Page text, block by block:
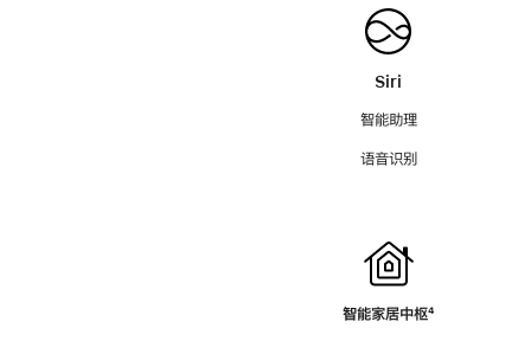
Siri
智能助理
语音识别
智能家居中枢脚
⁴